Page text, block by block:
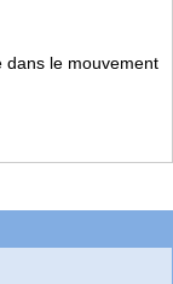
dans le mouvement